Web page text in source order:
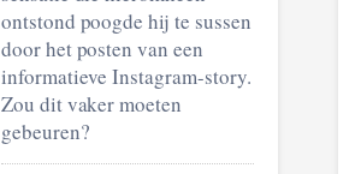
ontstond poogde hij te sussen
door het posten van een
informatieve Instagram-story.
Zou dit vaker moeten
gebeuren?